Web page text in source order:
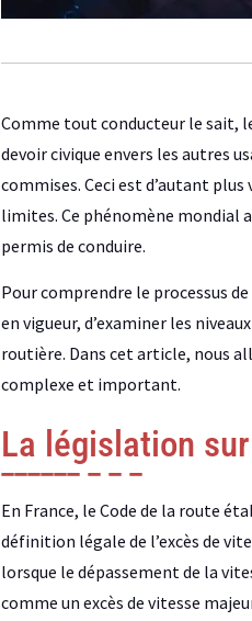
Comme tout conducteur le sait,
devoir civique envers les autres
commises. Ceci est d’autant
limites. Ce phénomène mondial
permis de conduire.
Pour comprendre le processus
en vigueur, d’examiner les
routière. Dans cet article, nous
complexe et important.
La législation
En France, le Code de la route
définition légale de l’excès de
lorsque le dépassement de la
comme un excès de vitesse